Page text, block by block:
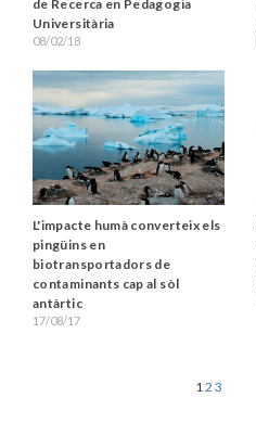
de Recerca en Pedagogia
Universitària
08/02/18
L'impacte humà converteix els
pingüins en
biotransportadors de
contaminants cap al sòl
antàrtic
17/08/17
1 2 3